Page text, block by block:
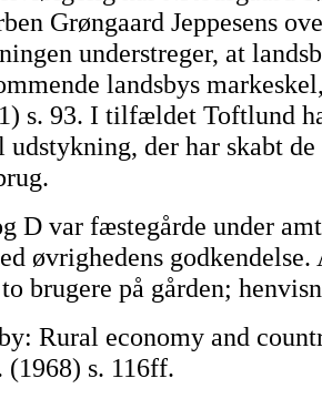
Grøngaard Jeppesens
understreger, at
landsbys
s. 93. I tilfældet Toftlund
der har skabt
D var fæstegårde under
øvrighedens
brugere på gården;
Rural economy and
(1968) s. 116ff.